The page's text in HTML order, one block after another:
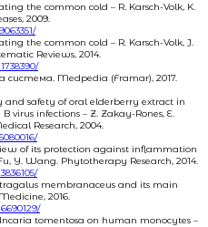
the common cold – R. Karsch-Volk, K.
2009.
the common cold – R. Karsch-Volk, J.
Reviews, 2014.
Medpedia (Framar), 2017.
and safety of oral elderberry extract in
infections – Z. Zakay-Rones, E.
Research, 2004.
of its protection against inflammation
Y. Wang. Phytotherapy Research, 2014.
membranaceus and its main
2016.
tomentosa on human monocytes –